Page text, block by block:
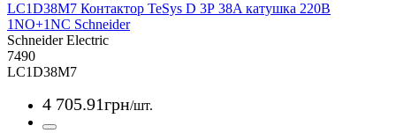
LC1D38M7 Контактор TeSys D 3Р 38A катушка 220В
1NO+1NC Schneider
Schneider Electric
7490
LC1D38M7
4 705.91грн/шт.